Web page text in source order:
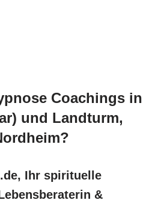
Coachings in
und Landturm,
Ihr spirituelle
&